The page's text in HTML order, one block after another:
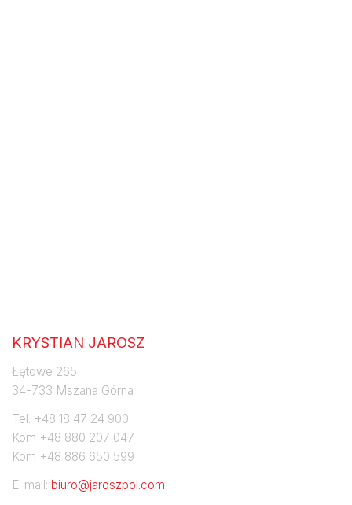
KRYSTIAN JAROSZ
Łętowe 265
34-733 Mszana Górna
Tel. +48 18 47 24 900
Kom +48 880 207 047
Kom +48 886 650 599
E-mail: biuro@jaroszpol.com